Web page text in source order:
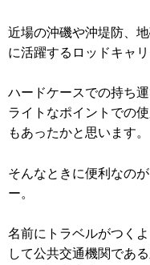
近場の沖磯や沖堤防、
に活躍するロッドキャリ
ハードケースでの持ち
ライトなポイントでの
もあったかと思います。
そんなときに便利なの
ー。
名前にトラベルがつく
して公共交通機関であ